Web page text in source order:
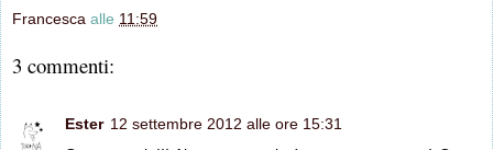
Francesca alle 11:59
3 commenti:
Ester 12 settembre 2012 alle ore 15:31